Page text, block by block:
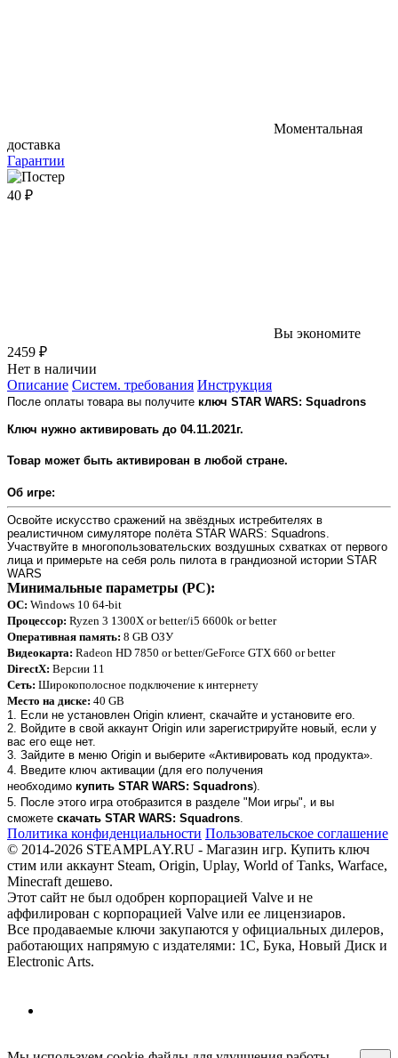
Моментальная
доставка
Гарантии
40 ₽
Вы экономите
2459 ₽
Нет в наличии
Описание Систем. требования Инструкция
После оплаты товара вы получите ключ STAR WARS: Squadrons
Ключ нужно активировать до 04.11.2021г.
Товар может быть активирован в любой стране.
Об игре:
Освойте искусство сражений на звёздных истребителях в
реалистичном симуляторе полёта STAR WARS: Squadrons.
Участвуйте в многопользовательских воздушных схватках от первого
лица и примерьте на себя роль пилота в грандиозной истории STAR
WARS
Минимальные параметры (PC):
ОС: Windows 10 64-bit
Процессор: Ryzen 3 1300X or better/i5 6600k or better
Оперативная память: 8 GB ОЗУ
Видеокарта: Radeon HD 7850 or better/GeForce GTX 660 or better
DirectX: Версии 11
Сеть: Широкополосное подключение к интернету
Место на диске: 40 GB
1. Если не установлен Origin клиент, скачайте и установите его.
2. Войдите в свой аккаунт Origin или зарегистрируйте новый, если у
вас его еще нет.
3. Зайдите в меню Origin и выберите «Активировать код продукта».
4. Введите ключ активации (для его получения
необходимо купить STAR WARS: Squadrons).
5. После этого игра отобразится в разделе "Мои игры", и вы
сможете скачать STAR WARS: Squadrons.
Политика конфиденциальности Пользовательское соглашение
© 2014-2026 STEAMPLAY.RU - Магазин игр. Купить ключ
стим или аккаунт Steam, Origin, Uplay, World of Tanks, Warface,
Minecraft дешево.
Этот сайт не был одобрен корпорацией Valve и не
аффилирован с корпорацией Valve или ее лицензиаров.
Все продаваемые ключи закупаются у официальных дилеров,
работающих напрямую с издателями: 1С, Бука, Новый Диск и
Electronic Arts.